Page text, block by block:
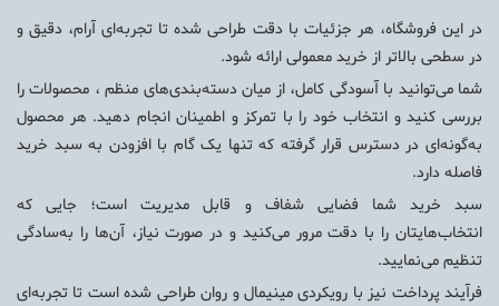
در این فروشگاه، هر جزئیات با دقت طراحی شده تا تجربه‌ای آرام، دقیق و
در سطحی بالاتر از خرید معمولی ارائه شود.
شما می‌توانید با آسودگی کامل، از میان دسته‌بندی‌های منظم ، محصولات را
بررسی کنید و انتخاب خود را با تمرکز و اطمینان انجام دهید. هر محصول
به‌گونه‌ای در دسترس قرار گرفته که تنها یک گام با افزودن به سبد خرید
فاصله دارد.
سبد خرید شما فضایی شفاف و قابل مدیریت است؛ جایی که
انتخاب‌هایتان را با دقت مرور می‌کنید و در صورت نیاز، آن‌ها را به‌سادگی
تنظیم می‌نمایید.
فرآیند پرداخت نیز با رویکردی مینیمال و روان طراحی شده است تا تجربه‌ای